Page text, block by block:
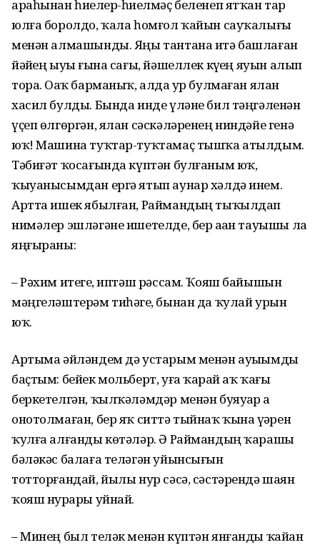
араһынан һиҙелер-һиҙелмәҫ беленеп ятҡан тар
юлға боролдо, ҡала һомғол ҡайын сауҡалығы
менән алмашынды. Яңы тантана итә башлаған
йәйҙең ыуыҙ ғына сағы, йәшеллек күҙҙең яуын алып
тора. Оҙаҡ барманыҡ, алда ҙур булмаған ялан
хасил булды. Бында инде үләне бил тәңгәленән
үҫеп өлгөргән, ялан сәскәләренең ниндәйе генә
юҡ! Машина туҡтар-туҡтамаҫ тышҡа атылдым.
Тәбиғәт ҡосағында күптән булғаным юҡ,
ҡыуанысымдан ергә ятып аунар хәлдә инем.
Артта ишек ябылған, Раймандың тыҡылдап
нимәлер эшләгәне ишетелде, бер аҙҙан тауышы ла
яңғыраны:
– Рәхим итегеҙ, иптәш рәссам. Ҡояш байышын
мәңгеләштерәм тиһәгеҙ, бынан да ҡулай урын
юҡ.
Артыма әйләндем дә устарым менән ауыҙымды
баҫтым: бейек мольберт, уға ҡарҙай аҡ ҡағыҙ
беркетелгән, ҡылҡәләмдәр менән буяуҙар ҙа
онотолмаған, бер яҡ ситтә тыйнаҡ ҡына үҙҙәрен
ҡулға алғанды көтәләр. Ә Раймандың ҡарашы
бәләкәс балаға теләгән уйынсығын
тотторғандай, йылы нур сәсә, сәстәрендә шаян
ҡояш нурҙары уйнай.
– Минең был теләк менән күптән янғанды ҡайҙан